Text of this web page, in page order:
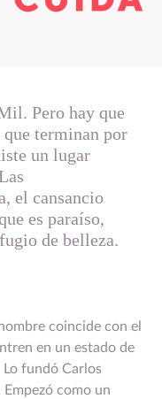
Pero hay que
terminan por
un lugar
el cansancio
es paraíso,
de belleza.
coincide con el
en un estado de
fundó Carlos
como un